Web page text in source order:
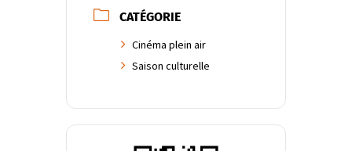
CATÉGORIE
Cinéma plein air
Saison culturelle